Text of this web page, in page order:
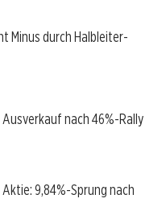
Minus durch Halbleiter-
nach 46%-Rally
9,84%-Sprung nach